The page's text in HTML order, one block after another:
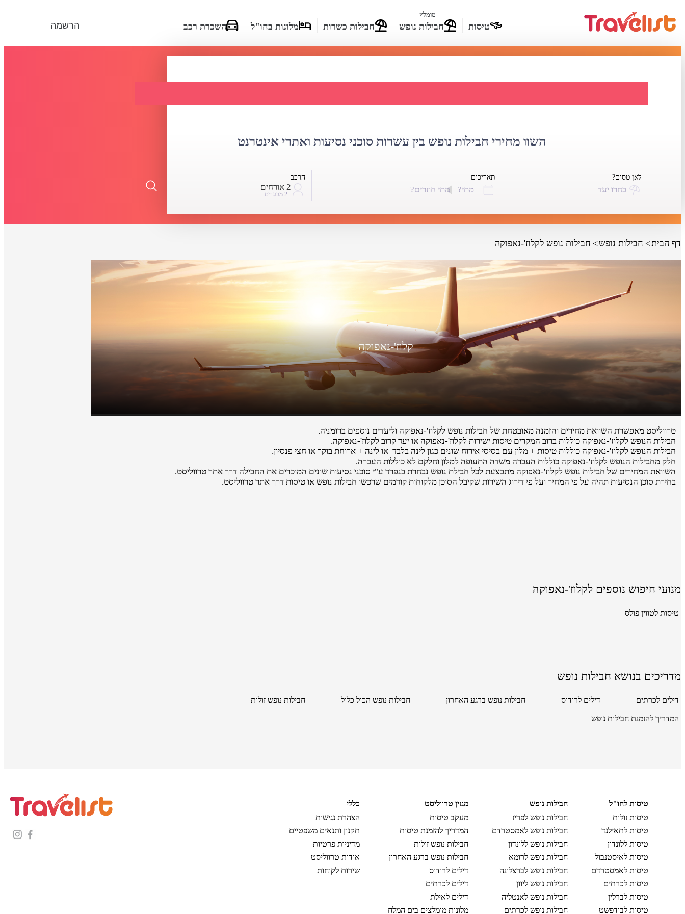
הרשמה טיסות
מומלץ
חבילות נופש חבילות כשרות מלונות בחו"ל השכרת רכב
השוו מחירי חבילות נופש בין עשרות סוכני נסיעות ואתרי אינטרנט
לאן טסים?
בחרו יעד
תאריכים
מתי? מתי חוזרים?
הרכב
2 אורחים
2 מבוגרים
דף הבית חבילות נופש חבילות נופש לקלוז'-נאפוקה
קלוז'-נאפוקה
טרווליסט מאפשרת השוואת מחירים והזמנה מאובטחת של חבילות נופש לקלוז'-נאפוקה וליעדים נוספים ברומניה.
חבילות הנופש לקלוז'-נאפוקה כוללות ברוב המקרים טיסות ישירות לקלוז'-נאפוקה או יעד קרוב לקלוז'-נאפוקה.
חבילות הנופש לקלוז'-נאפוקה כוללות טיסות + מלון עם בסיסי אירוח שונים כגון לינה בלבד או לינה + ארוחת בוקר או חצי פנסיון.
חלק מחבילות הנופש לקלוז'-נאפוקה כוללות העברה משדה התעופה למלון וחלקם לא כוללות העברה.
השוואת המחירים של חבילות נופש לקלוז'-נאפוקה מתבצעת לכל חבילת נופש נבחרת בנפרד ע"י סוכני נסיעות שונים המוכרים את החבילה דרך אתר טרווליסט.
בחירת סוכן הנסיעות תהיה על פי המחיר ועל פי דירוג השירות שקיבל הסוכן מלקוחות קודמים שרכשו חבילות נופש או טיסות דרך אתר טרווליסט.
מנועי חיפוש נוספים לקלוז'-נאפוקה
טיסות לטווין פולס
מדריכים בנושא חבילות נופש
דילים לכרתים דילים לרודוס חבילות נופש ברגע האחרון חבילות נופש הכול כלול חבילות נופש זולות
המדריך להזמנת חבילות נופש
טיסות לחו"ל
טיסות זולות
טיסות לתאילנד
טיסות ללונדון
טיסות לאיסטנבול
טיסות לאמסטרדם
טיסות לכרתים
טיסות לברלין
טיסות לבודפשט
חבילות נופש
חבילות נופש לפריז
חבילות נופש לאמסטרדם
חבילות נופש ללונדון
חבילות נופש לרומא
חבילות נופש לברצלונה
חבילות נופש ליוון
חבילות נופש לאנטליה
חבילות נופש לכרתים
מגזין טרווליסט
מעקב טיסות
המדריך להזמנת טיסות
חבילות נופש זולות
חבילות נופש ברגע האחרון
דילים לרודוס
דילים לכרתים
דילים לאילת
מלונות מומלצים בים המלח
כללי
הצהרת נגישות
תקנון ותנאים משפטיים
מדיניות פרטיות
אודות טרווליסט
שירות לקוחות